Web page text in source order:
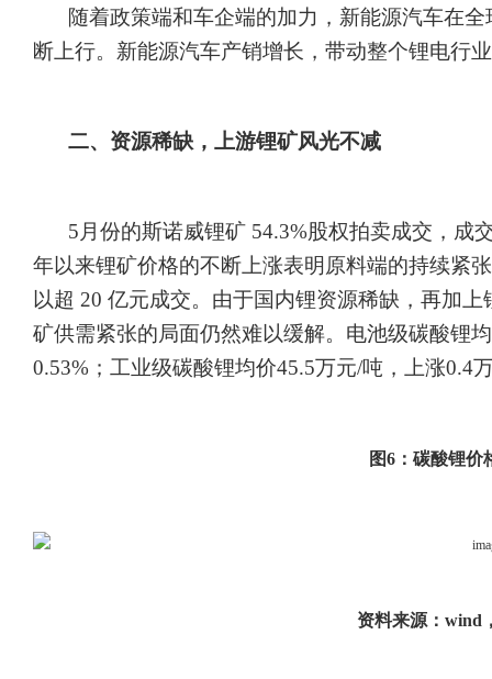
随着政策端和车企端的加力，新能源汽车在
断上行。新能源汽车产销增长，带动整个锂电行
二、资源稀缺，上游锂矿风光不减
5月份的斯诺威锂矿 54.3%股权拍卖成交，成
年以来锂矿价格的不断上涨表明原料端的持续紧
以超 20 亿元成交。由于国内锂资源稀缺，再加
矿供需紧张的局面仍然难以缓解。电池级碳酸锂
0.53%；工业级碳酸锂均价45.5万元/吨，上涨0.4
图6：碳酸锂价
资料来源： wind